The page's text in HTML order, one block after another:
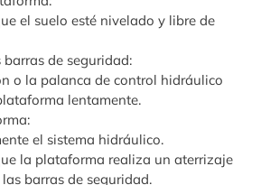
el suelo esté nivelado y libre de
barras de seguridad:
o la palanca de control hidráulico
lentamente.
el sistema hidráulico.
la plataforma realiza un aterrizaje
barras de seguridad.